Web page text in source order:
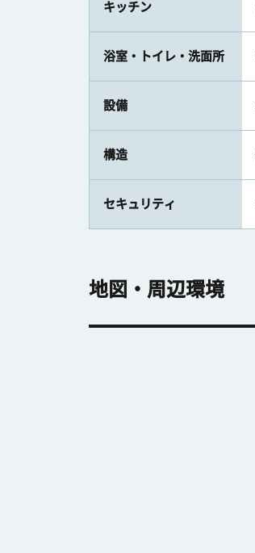
キッチン
浴室・トイレ・洗面所
設備
構造
セキュリティ
地図・周辺環境